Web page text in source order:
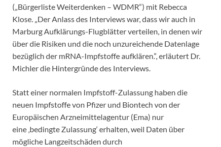
(„Bürgerliste Weiterdenken – WDMR“) mit Rebecca
Klose. „Der Anlass des Interviews war, dass wir auch in
Marburg Aufklärungs-Flugblätter verteilen, in denen wir
über die Risiken und die noch unzureichende Datenlage
bezüglich der mRNA-Impfstoffe aufklären.“, erläutert Dr.
Michler die Hintergründe des Interviews.
Statt einer normalen Impfstoff-Zulassung haben die
neuen Impfstoffe von Pfizer und Biontech von der
Europäischen Arzneimittelagentur (Ema) nur
eine ‚bedingte Zulassung‘ erhalten, weil Daten über
mögliche Langzeitschäden durch